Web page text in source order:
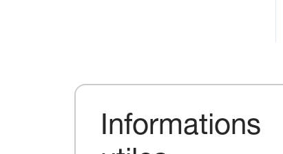
Informations